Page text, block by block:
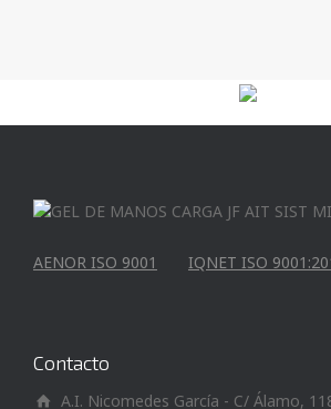
AENOR ISO 9001 IQNET ISO
Contacto
A.I. Nicomedes García - C/ Álamo,